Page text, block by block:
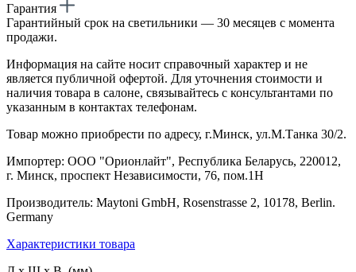
Гарантия
Гарантийный срок на светильники — 30 месяцев с момента
продажи.
Информация на сайте носит справочный характер и не
является публичной офертой. Для уточнения стоимости и
наличия товара в салоне, связывайтесь с консультантами по
указанным в контактах телефонам.
Товар можно приобрести по адресу, г.Минск, ул.М.Танка 30/2.
Импортер: ООО "Орионлайт", Республика Беларусь, 220012,
г. Минск, проспект Независимости, 76, пом.1Н
Производитель: Maytoni GmbH, Rosenstrasse 2, 10178, Berlin.
Germany
Характеристики товара